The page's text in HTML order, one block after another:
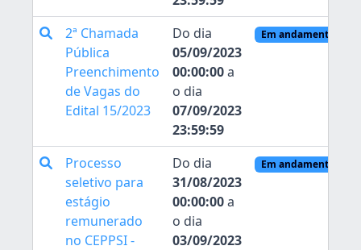
2ª Chamada
Pública
Preenchimento
de Vagas do
Edital 15/2023
Do dia
05/09/2023
00:00:00a
o dia
07/09/2023
23:59:59
Em andamento
Processo
seletivo para
estágio
remunerado
no CEPPSI -
Do dia
31/08/2023
00:00:00a
o dia
03/09/2023
Em andamento